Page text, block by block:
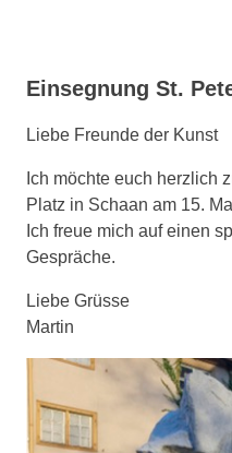
Einsegnung St.
Liebe Freunde der Kunst
Ich möchte euch herzlich
Platz in Schaan am 15.
Ich freue mich auf einen
Gespräche.
Liebe Grüsse
Martin